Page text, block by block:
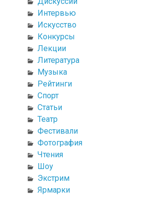
Интервью
Искусство
Конкурсы
Лекции
Литература
Музыка
Рейтинги
Спорт
Статьи
Театр
Фестивали
Фотография
Чтения
Шоу
Экстрим
Ярмарки